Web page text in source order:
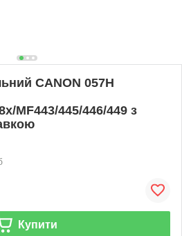
CANON 057H
MF443/445/446/449 з
Купити